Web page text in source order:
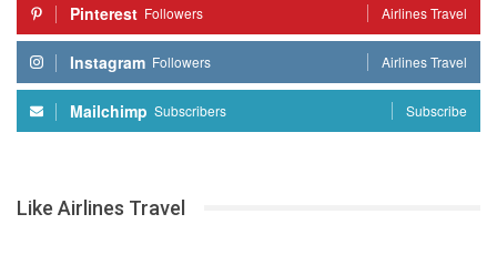
Pinterest Followers Airlines Travel
Instagram Followers Airlines Travel
Mailchimp Subscribers Subscribe
Like Airlines Travel